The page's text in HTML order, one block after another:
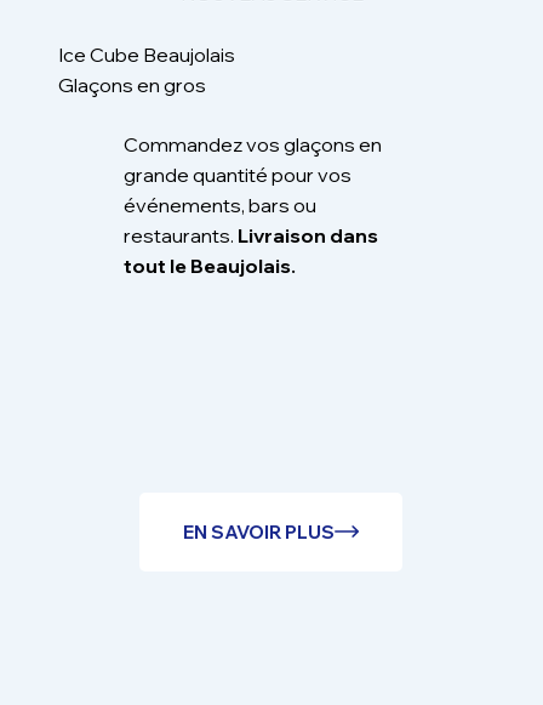
Ice Cube Beaujolais
Glaçons en gros
Commandez vos glaçons en
grande quantité pour vos
événements, bars ou
restaurants. Livraison dans
tout le Beaujolais.
EN SAVOIR PLUS